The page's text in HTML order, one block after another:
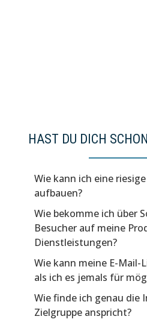
HAST DU DICH
Wie kann ich eine
aufbauen?
Wie bekomme ich über
Besucher auf meine
Dienstleistungen?
Wie kann meine E-Mail-
als ich es jemals für
Wie finde ich genau die
Zielgruppe anspricht?